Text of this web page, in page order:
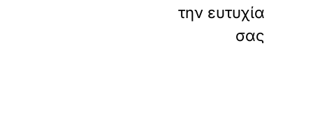
την ευτυχία
σας